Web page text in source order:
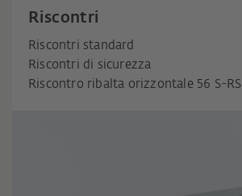
Riscontri
Riscontri standard
Riscontri di sicurezza
Riscontro ribalta orizzontale 56 S-RS